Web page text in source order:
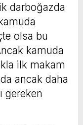
darboğazda
olsa bu
kamuda
ilk makam
ancak daha
gereken